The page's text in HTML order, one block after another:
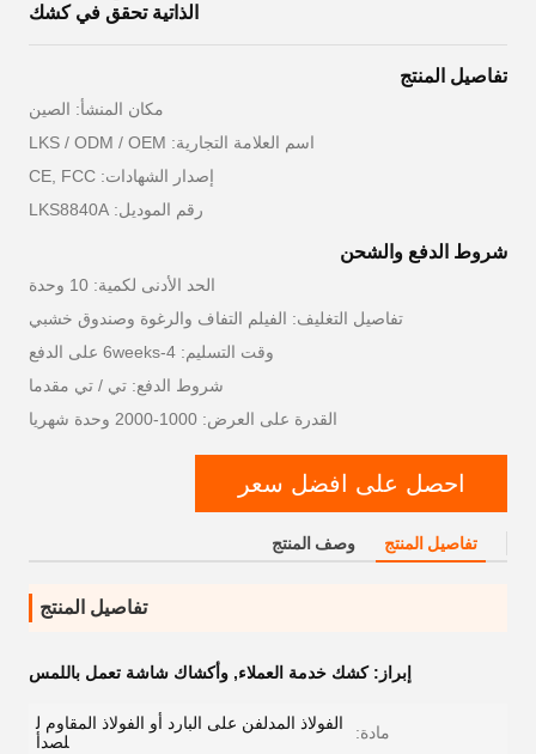
الذاتية تحقق في كشك
تفاصيل المنتج
مكان المنشأ: الصين
اسم العلامة التجارية: LKS / ODM / OEM
إصدار الشهادات: CE, FCC
رقم الموديل: LKS8840A
شروط الدفع والشحن
الحد الأدنى لكمية: 10 وحدة
تفاصيل التغليف: الفيلم التفاف والرغوة وصندوق خشبي
وقت التسليم: 4-6weeks على الدفع
شروط الدفع: تي / تي مقدما
القدرة على العرض: 1000-2000 وحدة شهريا
احصل على افضل سعر
تفاصيل المنتج وصف المنتج
تفاصيل المنتج
إبراز:كشك خدمة العملاء, وأكشاك شاشة تعمل باللمس
مادة:
الفولاذ المدلفن على البارد أو الفولاذ المقاوم ل
لصدأ